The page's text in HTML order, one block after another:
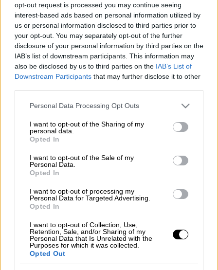
opt-out request is processed you may continue seeing
interest-based ads based on personal information utilized by
us or personal information disclosed to third parties prior to
your opt-out. You may separately opt-out of the further
disclosure of your personal information by third parties on the
IAB’s list of downstream participants. This information may
also be disclosed by us to third parties on the IAB’s List of
Downstream Participants that may further disclose it to other
Please note that this website/app uses one or more Google
not limited to your visit or usage behaviour. You may click to
grant or deny consent to Google and its third-party tags to
use your data for below specified purposes in below Google
consent section.
Personal Data Processing Opt Outs
I want to opt-out of the Sharing of my
personal data.
Opted In
I want to opt-out of the Sale of my
Personal Data.
Opted In
I want to opt-out of processing my
Personal Data for Targeted Advertising.
Opted In
I want to opt-out of Collection, Use,
Retention, Sale, and/or Sharing of my
Personal Data that Is Unrelated with the
Purposes for which it was collected.
Opted Out
Φωτιά έχει ξεσπάσει σε χαμηλή βλάστηση,
στα Καλύβια Θορικού Αττικής, νωρίς το
απόγευμα της Κυριακής (24/5).
Όπως έγινε γνωστό από την πυροσβεστική, η
πυρκαγιά εκδηλώθηκε γύρω στις 16:10 σε
οικοπεδικούς χώρους καιδεν απειλεί μέχρι
στιγμής κάποια επιχείρηση ή κατοικημένη
περιοχή, ενώ στο σημείο πνέουν άνεμοι
εντάσεως 4-5 μποφόρ.
Ελλάδα|24.05.2026 14:55
την κακοποίησης της 3χρονης -
Έρευνα για τον θάνατο δύο παιδιών
Για την κατάσβεσή της κινητοποιήθηκαν